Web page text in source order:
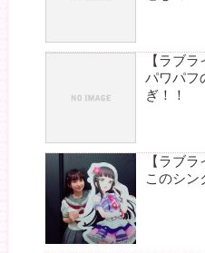
【ラブ
パワパフ
ぎ！！
【ラブ
このシン